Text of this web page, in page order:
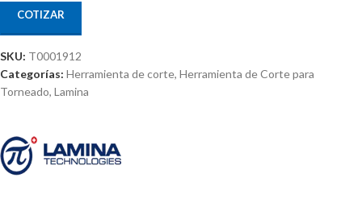
COTIZAR
SKU: T0001912
Categorías: Herramienta de corte, Herramienta de Corte para
Torneado, Lamina